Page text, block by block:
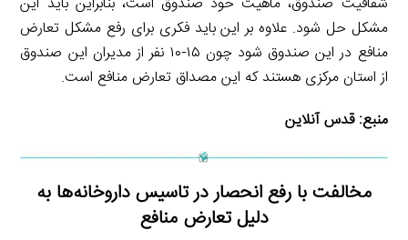
مشکل حل شود. علاوه بر این باید فکری برای رفع مشکل تعارض
منافع در این صندوق شود چون ۱۵-۱۰ نفر از مدیران این صندوق
از استان مرکزی هستند که این مصداق تعارض منافع است.
منبع:قدس آنلاین
مخالفت با رفع انحصار در تاسیس داروخانه‌ها به
دلیل تعارض منافع